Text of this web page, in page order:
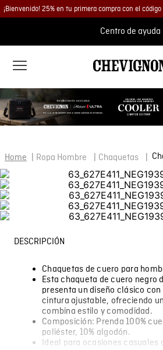
¡Bienvenido! 25% en tu primera compra con el código
Centro de ayuda
Ropa Hombre Chaquetas
DESCRIPCIÓN
Chaquetas de cuero para
Esta chaqueta de cuero negro
presenta un diseño clásico
cintura ajustable, ofreciendo
combina estilo y comodidad.
Composición: Prenda 100%
poliéster, 10% algodón.
Ideal para ocasiones casuales